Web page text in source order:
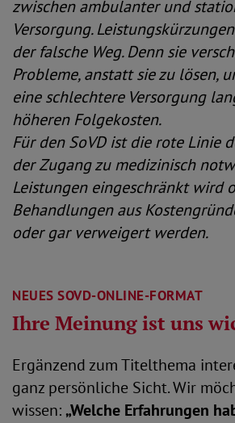
zwischen ambulanter und
Versorgung.
der falsche Weg. Denn sie
Probleme, anstatt sie zu lösen,
eine schlechtere Versorgung
höheren Folgekosten.
Für den SoVD ist die rote Linie
der Zugang zu medizinisch
Leistungen eingeschränkt wird
Behandlungen aus
oder gar verweigert werden.
NEUES SOVD-ONLINE-FORMAT
Ihre Meinung ist uns
Ergänzend zum Titelthema
ganz persönliche Sicht. Wir
wissen:„Welche Erfahrungen